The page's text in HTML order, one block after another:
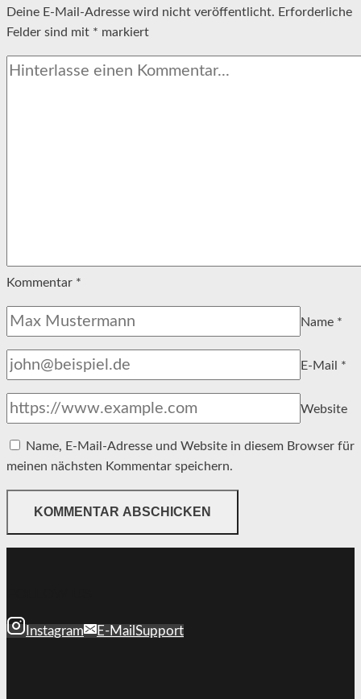
Deine E-Mail-Adresse wird nicht veröffentlicht. Erforderliche
Felder sind mit * markiert
Kommentar *
Name *
E-Mail *
Website
Name, E-Mail-Adresse und Website in diesem Browser für
meinen nächsten Kommentar speichern.
Instagram E-Mail Support